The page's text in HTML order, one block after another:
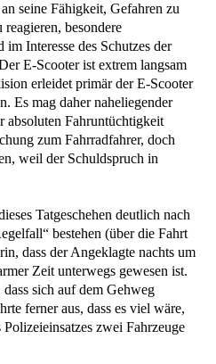
seine Fähigkeit, Gefahren zu
besondere
Interesse des Schutzes der
E-Scooter ist extrem langsam
erleidet primär der E-Scooter
Es mag daher naheliegender
absoluten Fahruntüchtigkeit
zum Fahrradfahrer, doch
weil der Schuldspruch in
Tatgeschehen deutlich nach
bestehen (über die Fahrt
dass der Angeklagte nachts um
Zeit unterwegs gewesen ist.
sich auf dem Gehweg
ferner aus, dass es viel wäre,
zwei Fahrzeuge